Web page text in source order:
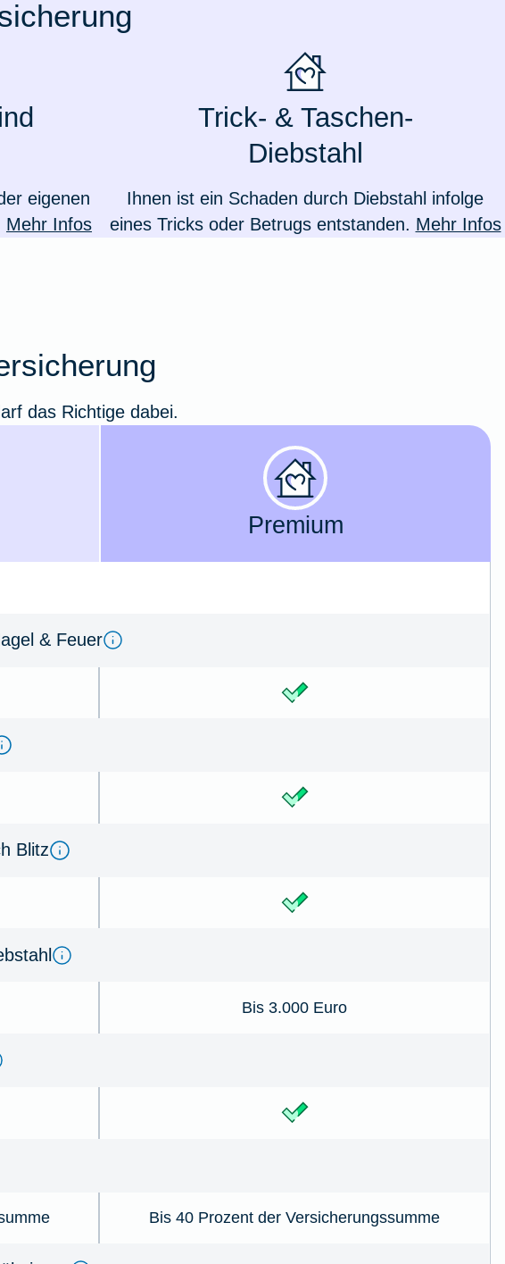
eigenen
Mehr Infos
Trick- & Taschen-
Diebstahl
Ihnen ist ein Schaden durch Diebstahl infolge
eines Tricks oder Betrugs entstanden. Mehr Infos
das Richtige dabei.
Premium
& Feuer
Blitz
Bis 3.000 Euro
Bis 40 Prozent der Versicherungssumme